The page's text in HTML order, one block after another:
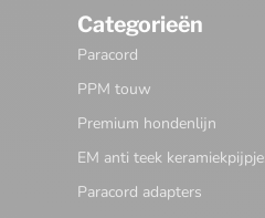
Categorieën
Paracord
PPM touw
Premium hondenlijn
EM anti teek
Paracord adapters